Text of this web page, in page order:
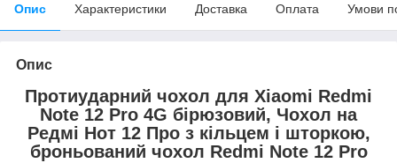
Опис Характеристики Доставка Оплата Умови
Опис
Протиударний чохол для Xiaomi Redmi
Note 12 Pro 4G бірюзовий, Чохол на
Редмі Нот 12 Про з кільцем і шторкою,
броньований чохол Redmi Note 12 Pro